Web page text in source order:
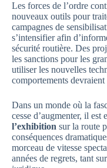
Les forces de l’ordre
nouveaux outils pour
campagnes de
s’intensifier afin
sécurité routière. Des
les sanctions pour les
utiliser les nouvelles
comportements
Dans un monde où la
cesse d’augmenter, il est
l’exhibition sur la route
conséquences
morceau de vitesse
années de regrets, tant